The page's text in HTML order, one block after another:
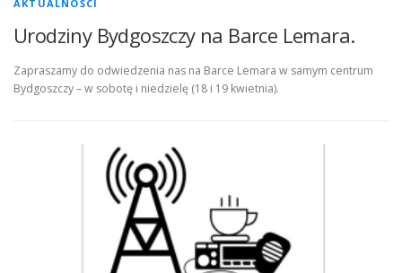
AKTUALNOŚCI
Urodziny Bydgoszczy na Barce Lemara.
Zapraszamy do odwiedzenia nas na Barce Lemara w samym centrum
Bydgoszczy – w sobotę i niedzielę (18 i 19 kwietnia).